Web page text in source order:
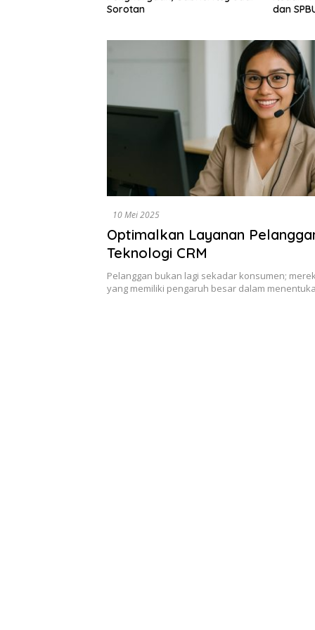
dan SPBUN-SGN, Dorong Solusi
10 Mei 2025
Optimalkan Layanan
Teknologi CRM
Pelanggan bukan lagi sekadar konsumen;
yang memiliki pengaruh besar dalam